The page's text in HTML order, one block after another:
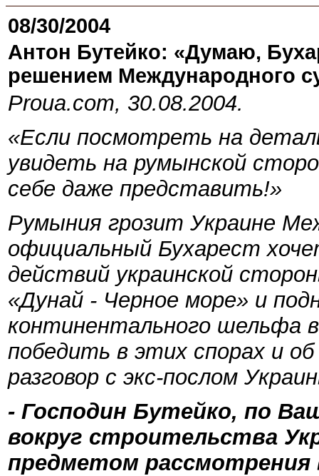
08/30/2004
Антон Бутейко: «Думаю,
решением Международного
Proua.com, 30.08.2004.
«Если посмотреть на
увидеть на румынской
себе даже представить!»
Румыния грозит Украине
официальный Бухарест
действий украинской
«Дунай - Черное море» и
континентального шельфа
победить в этих спорах и
разговор с экс-послом
- Господин Бутейко, по
вокруг строительства
предметом рассмотрения